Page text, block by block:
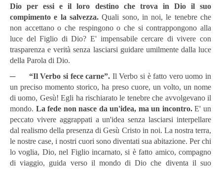
Dio per essi e il loro destino che trova in Dio il suo
compimento e la salvezza.Quali sono, in noi, le tenebre che
non accettano o che respingono o che si contrappongono alla
luce del Figlio di Dio? E' impensabile cercare di vivere con
trasparenza e verità senza lasciarsi guidare umilmente dalla luce
della Parola di Dio.
─ “Il Verbo si fece carne”. Il Verbo si è fatto vero uomo in
un preciso momento storico, ha preso cuore, un volto, un nome
di uomo, Gesù! Egli ha rischiarato le tenebre che avvolgevano il
mondo. La fede non nasce da un'idea, ma un incontro.E' un
peccato vivere aggrappati a un'idea senza lasciarsi interpellare
dal realismo della presenza di Gesù Cristo in noi. La nostra terra,
le nostre case, i nostri cuori sono diventati sua abitazione. Per chi
lo voglia, Dio, nel Figlio incarnato, si è fatto amico, compagno
di viaggio, guida verso il mondo di Dio che diventa il suo